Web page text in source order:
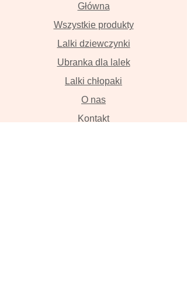
Główna
Wszystkie produkty
Lalki dziewczynki
Ubranka dla lalek
Lalki chłopaki
O nas
Kontakt